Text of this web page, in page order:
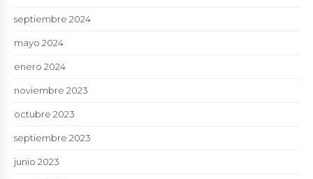
septiembre 2024
mayo 2024
enero 2024
noviembre 2023
octubre 2023
septiembre 2023
junio 2023